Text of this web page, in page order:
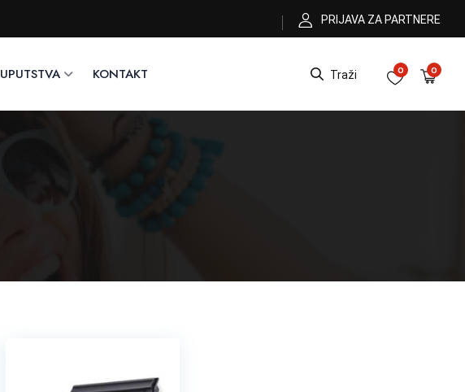
PRIJAVA ZA PARTNERE
UPUTSTVA KONTAKT 0 0